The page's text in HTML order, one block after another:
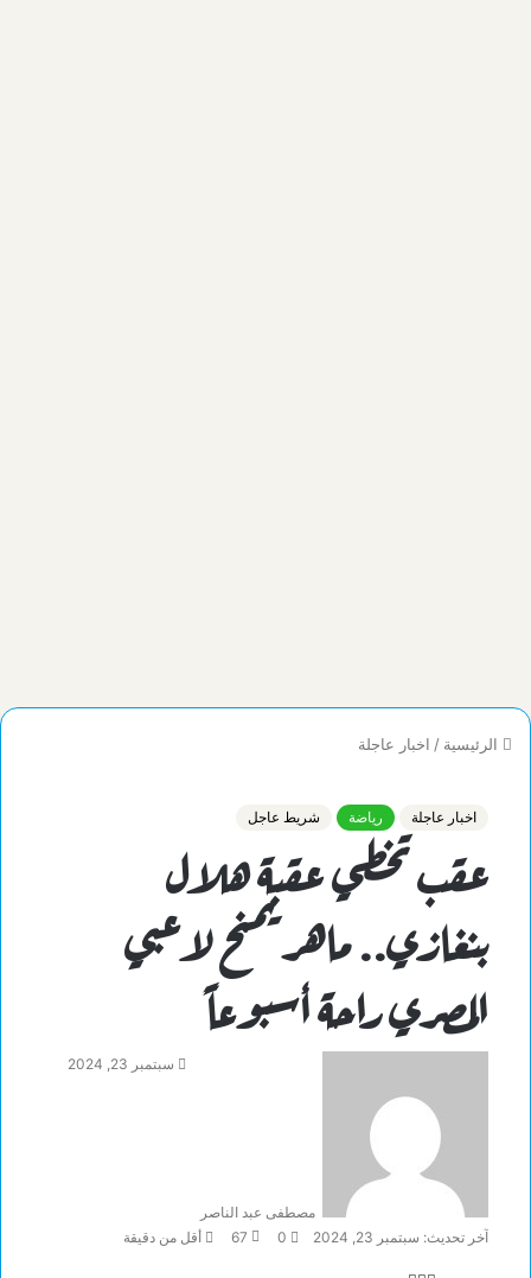
الرئيسية / اخبار عاجلة
اخبار عاجلة رياضة شريط عاجل
عقب تخطي عقبة هلال
بنغازي.. ماهر يمنح لاعبي
المصري راحة أسبوعاً
مصطفى عبد الناصر
سبتمبر 23, 2024
آخر تحديث: سبتمبر 23, 2024 0
67 أقل من دقيقة